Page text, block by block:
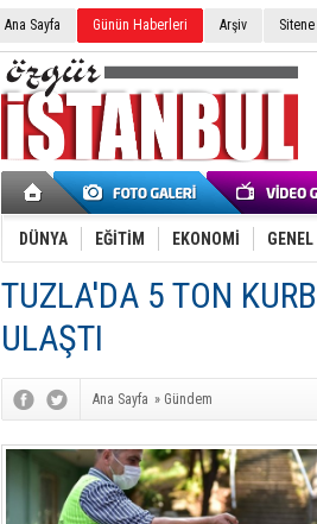
Ana Sayfa Günün Haberleri Arşiv
DÜNYA EĞİTİM EKONOMİ GENEL
TUZLA'DA 5 TON
ULAŞTI
Ana Sayfa » Gündem